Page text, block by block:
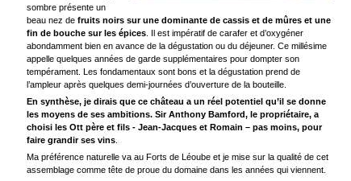
sombre présente un
beau nez de fruits noirs sur une dominante de cassis et de mûres et une
fin de bouche sur les épices. Il est impératif de carafer et d’oxygéner
abondamment bien en avance de la dégustation ou du déjeuner. Ce millésime
appelle quelques années de garde supplémentaires pour dompter son
tempérament. Les fondamentaux sont bons et la dégustation prend de
l’ampleur après quelques demi-journées d’ouverture de la bouteille.
En synthèse, je dirais que ce château a un réel potentiel qu’il se donne
les moyens de ses ambitions. Sir Anthony Bamford, le propriétaire, a
choisi les Ott père et fils - Jean-Jacques et Romain – pas moins, pour
faire grandir ses vins.
Ma préférence naturelle va au Forts de Léoube et je mise sur la qualité de cet
assemblage comme tête de proue du domaine dans les années qui viennent.